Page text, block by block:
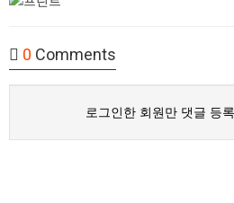
0 Comments
로그인한 회원만 댓글 등